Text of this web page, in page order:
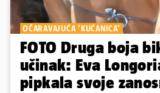
OČARAVAJUĆA 'KUĆANICA'
FOTO Druga boja
učinak: Eva
pipkala svoje